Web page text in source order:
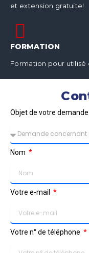
et extension gratuite!
FORMATION
Formation pour utilisé
Objet de votre demande
Nom
Votre e-mail
Votre n° de téléphone